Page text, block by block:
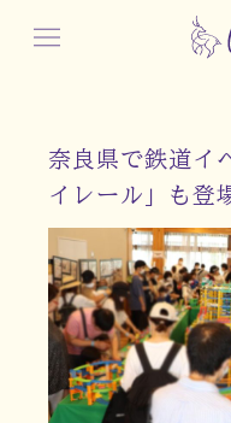
奈良県で鉄道イ
イレール」も登